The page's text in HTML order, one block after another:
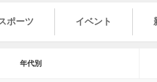
ポーツ イベント
年代別